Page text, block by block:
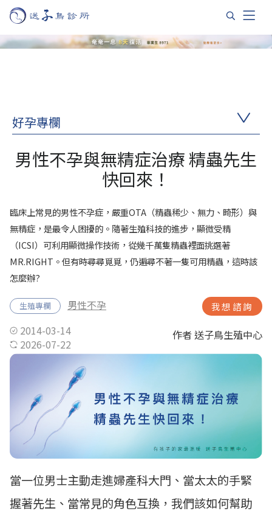
好孕專欄
男性不孕與無精症治療 精蟲先生
快回來！
臨床上常見的男性不孕症，嚴重OTA（精蟲稀少、無力、畸形）與
無精症，是最令人困擾的。隨著生殖科技的進步，顯微受精
（ICSI）可利用顯微操作技術，從幾千萬隻精蟲裡面挑選著
MR.RIGHT。但有時尋尋覓覓，仍遍尋不著一隻可用精蟲，這時該
怎麼辦?
生殖專欄 男性不孕 我想諮詢
2014-03-14
2026-07-22
作者 送子鳥生殖中心
當一位男士主動走進婦產科大門、當太太的手緊
握著先生、當常見的角色互換，我們該如何幫助